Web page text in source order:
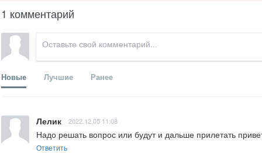
1 комментарий
Новые Лучшие Ранее
Лелик 2022.12.05 11:08
Надо решать вопрос или будут и дальше прилетать
Ответить